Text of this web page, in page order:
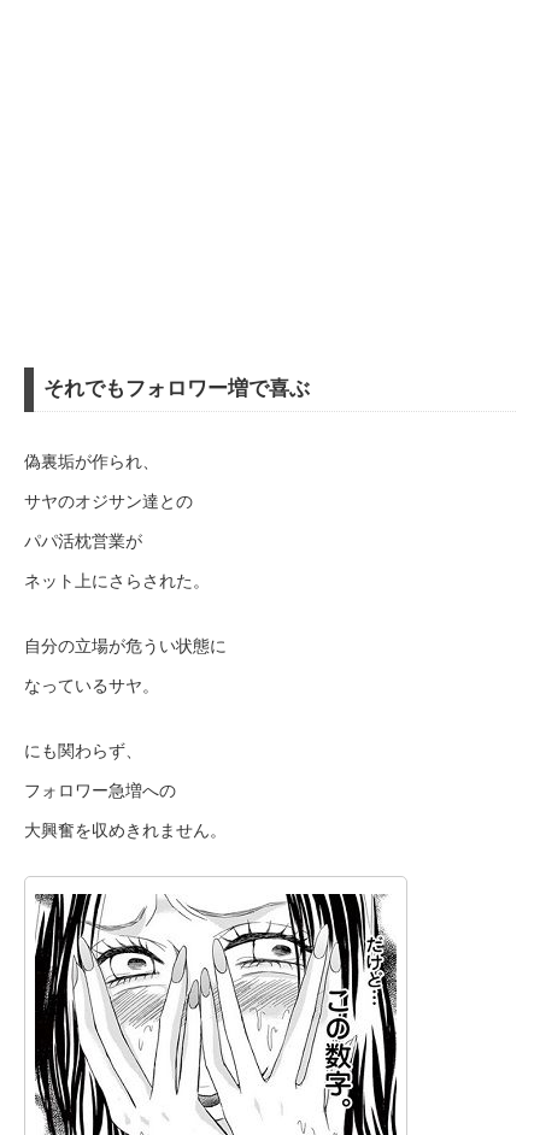
それでもフォロワー増で喜ぶ
偽裏垢が作られ、
サヤのオジサン達との
パパ活枕営業が
ネット上にさらされた。
自分の立場が危うい状態に
なっているサヤ。
にも関わらず、
フォロワー急増への
大興奮を収めきれません。